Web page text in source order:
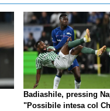
Badiashile, pressing
"Possibile intesa col